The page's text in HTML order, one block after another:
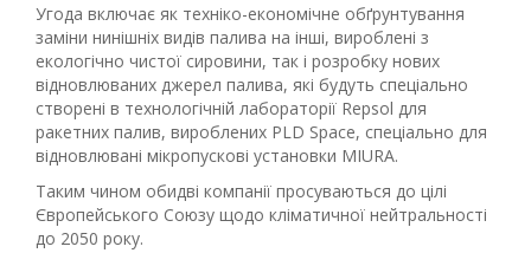
Угода включає як техніко-економічне обґрунтування
заміни нинішніх видів палива на інші, вироблені з
екологічно чистої сировини, так і розробку нових
відновлюваних джерел палива, які будуть спеціально
створені в технологічній лабораторії Repsol для
ракетних палив, вироблених PLD Space, спеціально для
відновлювані мікропускові установки MIURA.
Таким чином обидві компанії просуваються до цілі
Європейського Союзу щодо кліматичної нейтральності
до 2050 року.